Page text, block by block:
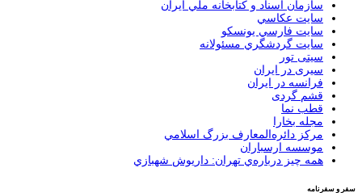
سازمان اسناد و كتابخانه ملي ايران
سايت عكاسي
سايت فارسي يونسكو
سايت گردشگري مسئولانه
سیتی تور
سیری در ایران
فرانسه در ايران
قشم گردی
قطب نما
مجله بخارا
مركز دائره‌المعارف بزرگ اسلامي
موسسه ارسباران
همه چيز درباره‌ي تهران: داريوش شهبازي
سفر و سفرنامه